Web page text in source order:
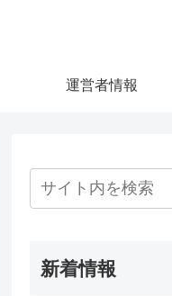
運営者情報
新着情報